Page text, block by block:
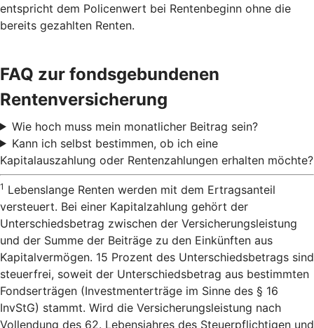
entspricht dem Policenwert bei Rentenbeginn ohne die
bereits gezahlten Renten.
FAQ zur fondsgebundenen
Rentenversicherung
Wie hoch muss mein monatlicher Beitrag sein?
Kann ich selbst bestimmen, ob ich eine
Kapitalauszahlung oder Rentenzahlungen erhalten möchte?
1 Lebenslange Renten werden mit dem Ertragsanteil
versteuert. Bei einer Kapitalzahlung gehört der
Unterschiedsbetrag zwischen der Versicherungsleistung
und der Summe der Beiträge zu den Einkünften aus
Kapitalvermögen. 15 Prozent des Unterschiedsbetrags sind
steuerfrei, soweit der Unterschiedsbetrag aus bestimmten
Fondserträgen (Investmenterträge im Sinne des § 16
InvStG) stammt. Wird die Versicherungsleistung nach
Vollendung des 62. Lebensjahres des Steuerpflichtigen und